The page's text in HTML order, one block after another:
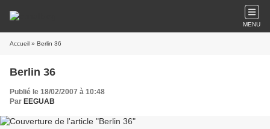
MENU
Accueil » Berlin 36
Berlin 36
Publié le 18/02/2007 à 10:48
Par EEGUAB